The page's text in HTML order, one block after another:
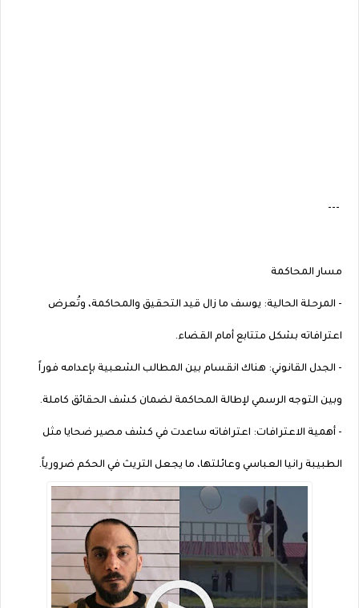
---
مسار المحاكمة
- المرحلة الحالية: يوسف ما زال قيد التحقيق والمحاكمة، وتُعرض
اعترافاته بشكل متتابع أمام القضاء.
- الجدل القانوني: هناك انقسام بين المطالب الشعبية بإعدامه فوراً
وبين التوجه الرسمي لإطالة المحاكمة لضمان كشف الحقائق كاملة.
- أهمية الاعترافات: اعترافاته ساعدت في كشف مصير ضحايا مثل
الطبيبة رانيا العباسي وعائلتها، ما يجعل التريث في الحكم ضرورياً.